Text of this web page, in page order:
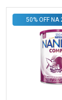
50% OFF NA